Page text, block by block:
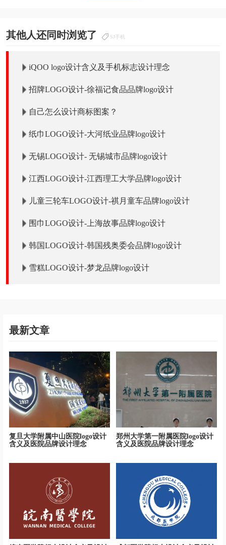
其他人还同时浏览了 SJ手机
iQOO logo设计含义及手机标志设计理念
招牌LOGO设计-徐福记食品品牌logo设计
自己怎么设计商标图案？
纸巾LOGO设计-大河纸业品牌logo设计
无锡LOGO设计- 无锡城市品牌logo设计
江西LOGO设计-江西理工大学品牌logo设计
儿童三轮车LOGO设计-祺月童车品牌logo设计
围巾LOGO设计-上海故事品牌logo设计
韩国LOGO设计-韩国残奥委会品牌logo设计
雪糕LOGO设计-梦龙品牌logo设计
最新文章
复旦大学附属中山医院logo设计
含义及医院品牌设计理念
郑州大学第一附属医院logo设计
含义及医院品牌设计理念